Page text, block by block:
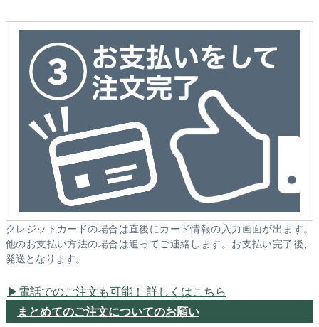
クレジットカードの場合は直後にカード情報の入力画面が出ます。
他のお支払い方法の場合は追ってご連絡します。お支払い完了後、
発送となります。
電話でのご注文も可能！ 詳しくはこちら
まとめてのご注文についてのお願い